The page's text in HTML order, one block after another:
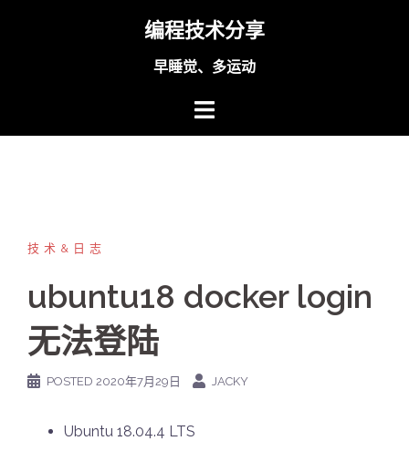
编程技术分享
早睡觉、多运动
技术&日志
ubuntu18 docker login
无法登陆
POSTED 2020年7月29日 JACKY
Ubuntu 18.04.4 LTS